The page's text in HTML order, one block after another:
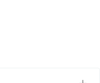
Er zijn chalets van